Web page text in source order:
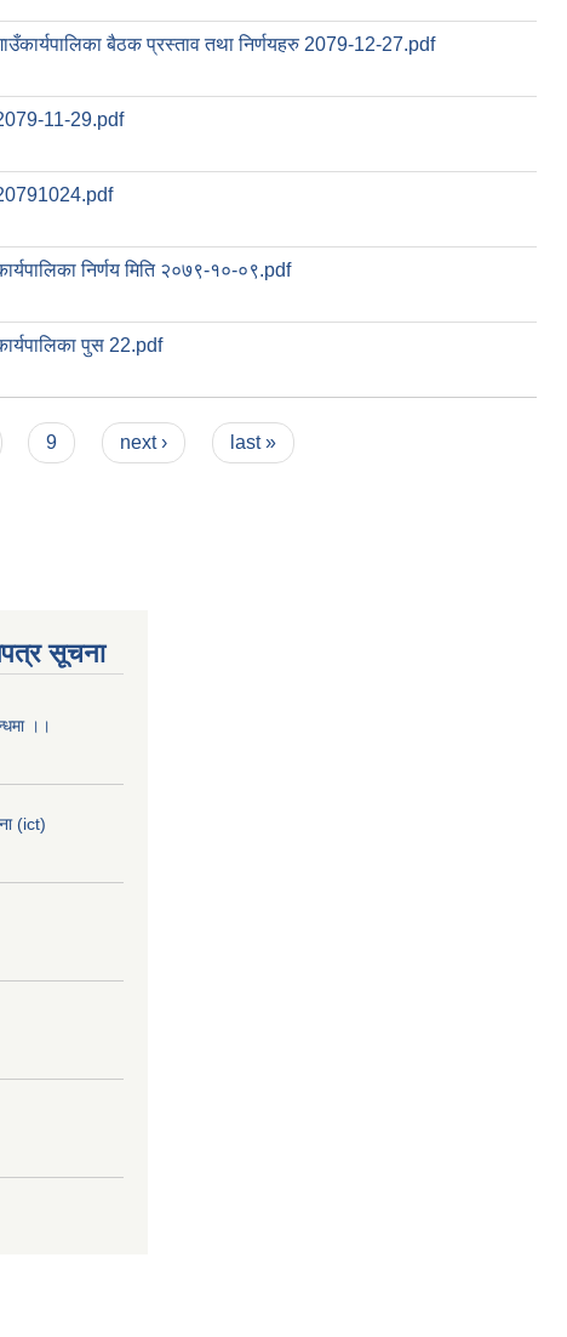
बैठक प्रस्ताव तथा निर्णयहरु 2079-12-27.pdf
11-29.pdf
निर्णय मिति २०७९-१०-०९.pdf
पुस 22.pdf
9 next › last »
सूचना
।।
(ict)